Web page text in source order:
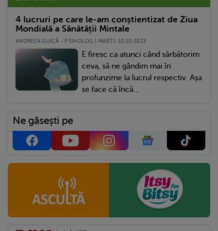
4 lucruri pe care le-am conștientizat de Ziua
Mondială a Sănătății Mintale
ANDREEA GUICĂ - PSIHOLOG | MARŢI, 10.10.2023
E firesc ca atunci când sărbătorim
ceva, să ne gândim mai în
profunzime la lucrul respectiv. Așa
se face că încă...
Ne găsești pe